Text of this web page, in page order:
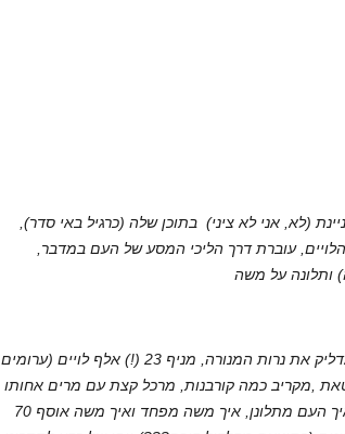
(לא, אני לא ציני) בתוכן שלה (כרגיל באי סדר),
עוברת דרך הליכי המסע של העם במדבר,
וקצת בציניות – איזה יופי של טלנובלה – אהרון מדליק את נרות המנורה, מניף 23 (!) אלף לויים (ערומים
,מקריב כמה קורבנות, מרכל קצת עם מרים אחותו
על הרפתקאות משה בארץ כוש, ומתבונן מהצד איך העם מתלונן, איך משה מפחד ואיך משה אוסף 70